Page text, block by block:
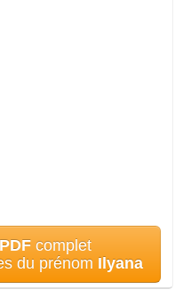
PDF complet
du prénom Ilyana